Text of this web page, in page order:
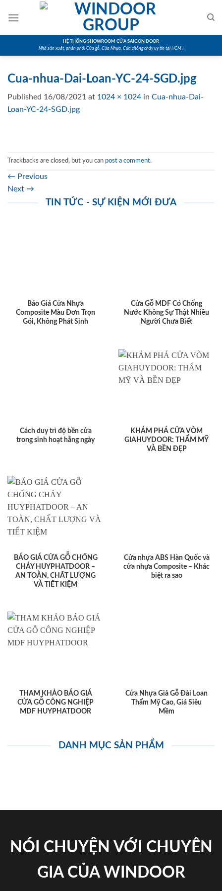
HỆ THỐNG SHOWROOM CỬA SAIGON DOOR
Nhà sản xuất, phân phối Cửa gỗ, Cửa Nhựa, Cửa chống cháy uy tín tại HCM !
Cua-nhua-Dai-Loan-YC-24-SGD.jpg
Published 16/08/2021 at 1024 × 1024 in Cua-nhua-Dai-
Loan-YC-24-SGD.jpg
Trackbacks are closed, but you can post a comment.
← Previous
Next →
TIN TỨC - SỰ KIỆN MỚI ĐƯA
Báo Giá Cửa Nhựa
Composite Màu Đơn Trọn
Gói, Không Phát Sinh
Cửa Gỗ MDF Có Chống
Nước Không Sự Thật Nhiều
Người Chưa Biết
Cách duy trì độ bền cửa
trong sinh hoạt hằng ngày
KHÁM PHÁ CỬA VÒM
GIAHUYDOOR: THẨM MỸ
VÀ BỀN ĐẸP
BÁO GIÁ CỬA GỖ CHỐNG
CHÁY HUYPHATDOOR –
AN TOÀN, CHẤT LƯỢNG
VÀ TIẾT KIỆM
Cửa nhựa ABS Hàn Quốc và
cửa nhựa Composite – Khác
biệt ra sao
THAM KHẢO BÁO GIÁ
CỬA GỖ CÔNG NGHIỆP
MDF HUYPHATDOOR
Cửa Nhựa Giả Gỗ Đài Loan
Thẩm Mỹ Cao, Giá Siêu
Mềm
DANH MỤC SẢN PHẨM
NÓI CHUYỆN VỚI CHUYÊN
GIA CỦA WINDOOR